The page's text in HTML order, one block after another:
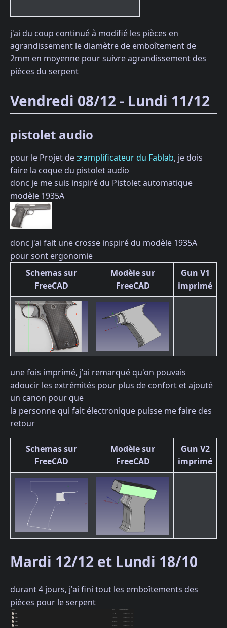
j'ai du coup continué à modifié les pièces en
agrandissement le diamètre de emboîtement de
2mm en moyenne pour suivre agrandissement des
pièces du serpent
Vendredi 08/12 - Lundi 11/12
pistolet audio
pour le Projet de amplificateur du Fablab, je dois
faire la coque du pistolet audio
donc je me suis inspiré du Pistolet automatique
modèle 1935A
donc j'ai fait une crosse inspiré du modèle 1935A
pour sont ergonomie
Schemas sur
FreeCAD
Modèle sur
FreeCAD
Gun V1
imprimé
une fois imprimé, j'ai remarqué qu'on pouvais
adoucir les extrémités pour plus de confort et ajouté
un canon pour que
la personne qui fait électronique puisse me faire des
retour
Schemas sur
FreeCAD
Modèle sur
FreeCAD
Gun V2
imprimé
Mardi 12/12 et Lundi 18/10
durant 4 jours, j'ai fini tout les emboîtements des
pièces pour le serpent